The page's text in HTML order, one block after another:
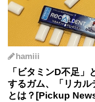
hamiii
「ビタミンD不足」
するガム、「リカル
とは？